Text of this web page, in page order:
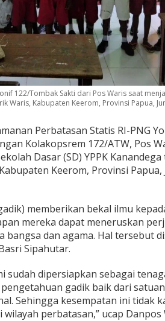
122/Tombak Sakti dari Pos Waris saat
Waris, Kabupaten Keerom, Provinsi Papua,
Perbatasan Statis RI-PNG
Kolakopsrem 172/ATW, Pos
Dasar (SD) YPPK
Keerom, Provinsi Papua,
memberikan bekal ilmu
mereka dapat meneruskan
bangsa dan agama. Hal tersebut
Sipahutar.
sudah dipersiapkan sebagai
gadik baik dari
Sehingga kesempatan ini tidak
perbatasan,” ucap Danpos